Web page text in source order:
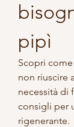
pipì
Scopri
non riuscire
necessità di
consigli per
rigenerante.